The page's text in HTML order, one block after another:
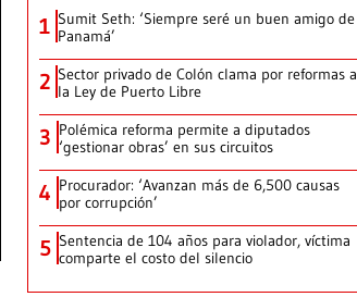
1 Sumit Seth: ‘Siempre seré un buen amigo de
Panamá’
2 Sector privado de Colón clama por reformas a
la Ley de Puerto Libre
3 Polémica reforma permite a diputados
‘gestionar obras’ en sus circuitos
4 Procurador: ‘Avanzan más de 6,500 causas
por corrupción’
5 Sentencia de 104 años para violador, víctima
comparte el costo del silencio